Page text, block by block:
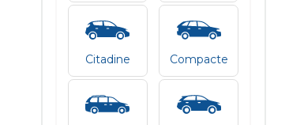
Citadine Compacte